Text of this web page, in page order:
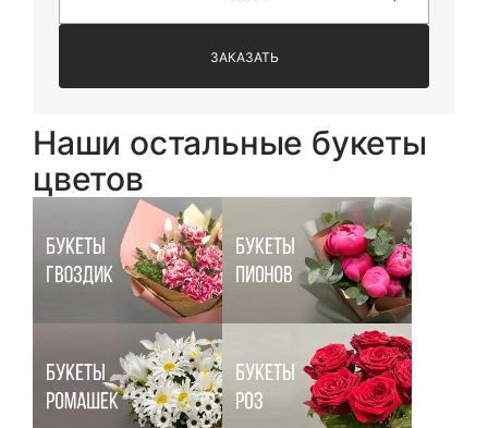
ЗАКАЗАТЬ
Наши остальные букеты
цветов